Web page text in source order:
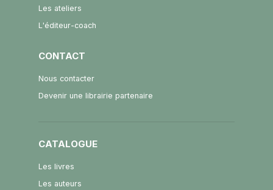
Les ateliers
L'éditeur-coach
CONTACT
Nous contacter
Devenir une librairie partenaire
CATALOGUE
Les livres
Les auteurs